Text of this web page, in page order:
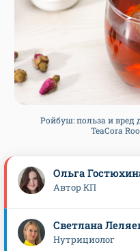
Ройбуш: польза и вред
TeaCora
Ольга
Автор КП
Светлана
Нутрициолог